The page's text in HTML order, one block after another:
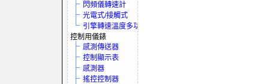
閃頻儀轉速計
光電式/接觸式
引擎轉速溫度多功電表
控制用儀錶
感測傳送器
控制顯示表
感測器
搖控控制器